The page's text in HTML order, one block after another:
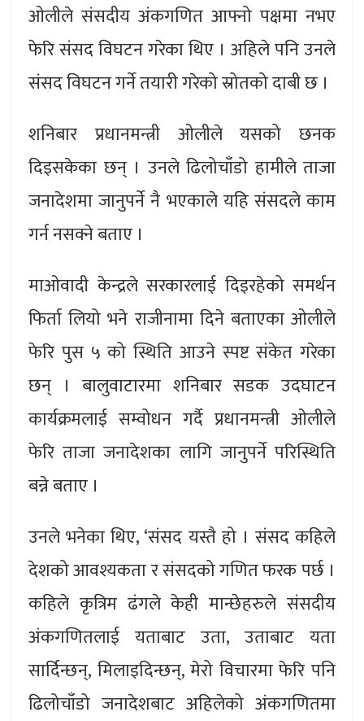
ओलीले संसदीय अंकगणित आफ्नो पक्षमा नभए
फेरि संसद विघटन गरेका थिए । अहिले पनि उनले
संसद विघटन गर्ने तयारी गरेको स्रोतको दाबी छ ।
शनिबार प्रधानमन्त्री ओलीले यसको छनक
दिइसकेका छन् । उनले ढिलोचाँडो हामीले ताजा
जनादेशमा जानुपर्ने नै भएकाले यहि संसदले काम
गर्न नसक्ने बताए ।
माओवादी केन्द्रले सरकारलाई दिइरहेको समर्थन
फिर्ता लियो भने राजीनामा दिने बताएका ओलीले
फेरि पुस ५ को स्थिति आउने स्पष्ट संकेत गरेका
छन् । बालुवाटारमा शनिबार सडक उदघाटन
कार्यक्रमलाई सम्वोधन गर्दै प्रधानमन्त्री ओलीले
फेरि ताजा जनादेशका लागि जानुपर्ने परिस्थिति
बन्ने बताए ।
उनले भनेका थिए, ‘संसद यस्तै हो । संसद कहिले
देशको आवश्यकता र संसदको गणित फरक पर्छ ।
कहिले कृत्रिम ढंगले केही मान्छेहरुले संसदीय
अंकगणितलाई यताबाट उता, उताबाट यता
सार्दिन्छन्, मिलाइदिन्छन्, मेरो विचारमा फेरि पनि
ढिलोचाँडो जनादेशबाट अहिलेको अंकगणितमा